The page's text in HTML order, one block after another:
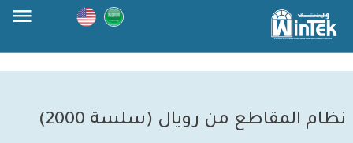
Skip
content
نظام المقاطع من رويال (سلسة 2000)